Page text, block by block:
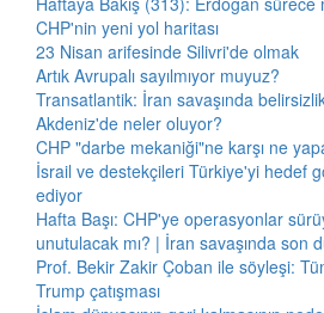
CHP'nin yeni yol haritası
23 Nisan arifesinde Silivri'de olmak
Artık Avrupalı sayılmıyor muyuz?
Transatlantik: İran savaşında
Akdeniz'de neler oluyor?
CHP "darbe mekaniği"ne karşı ne
İsrail ve destekçileri Türkiye'yi hedef
ediyor
Hafta Başı: CHP'ye operasyonlar
unutulacak mı? | İran savaşında son
Prof. Bekir Zakir Çoban ile söyleşi:
Trump çatışması